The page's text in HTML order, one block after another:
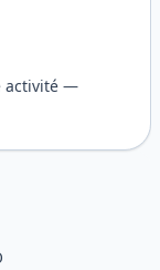
activité —